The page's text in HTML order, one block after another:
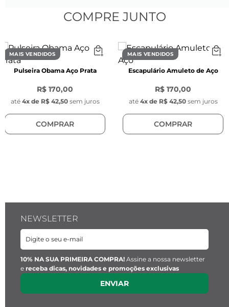
- Espessura: 5 mm
- Modelo: Meia argola liso oval grosso
- Tarraxas arredondadas na cor prata, com
7mm de espessura.
COMPRE JUNTO
MAIS VENDIDOS
Pulseira Obama Aço Prata
R$ 170,00
até 4x de R$ 42,50 sem juros
COMPRAR
MAIS VENDIDOS
Escapulário Amuleto de Aço
R$ 170,00
até 4x de R$ 42,50 sem juros
COMPRAR
NEWSLETTER
10% NA SUA PRIMEIRA COMPRA! Assine a nossa newsletter
e receba dicas, novidades e promoções exclusivas
ENVIAR